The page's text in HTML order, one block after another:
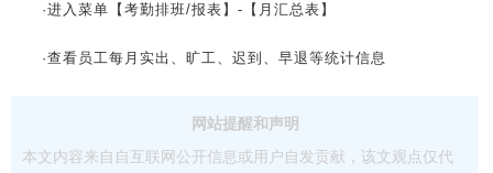
·进入菜单【考勤排班/报表】-【月汇总表】
·查看员工每月实出、旷工、迟到、早退等统计信息
网站提醒和声明
本文内容来自自互联网公开信息或用户自发贡献，该文观点仅代